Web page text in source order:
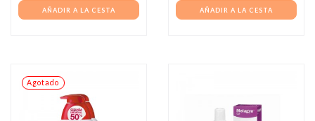
AÑADIR A LA CESTA AÑADIR A LA CESTA
Agotado